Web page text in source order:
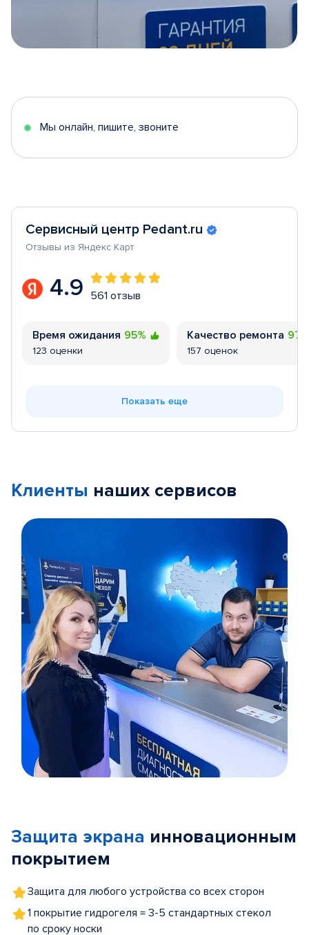
5
Мы онлайн, пишите, звоните
Сервисный центр Pedant.ru
Отзывы из Яндекс Карт
4.9 561 отзыв
Время ожидания 95%
123 оценки
Качество ремонта
157 оценок
Показать еще
Клиенты наших сервисов
5
Защита экрана инновационным
покрытием
Защита для любого устройства со всех сторон
1 покрытие гидрогеля = 3-5 стандартных стекол
по сроку носки